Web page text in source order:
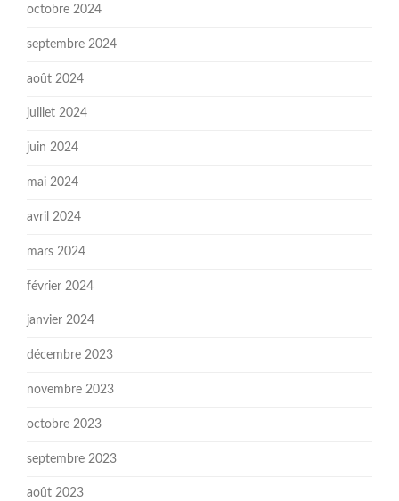
octobre 2024
septembre 2024
août 2024
juillet 2024
juin 2024
mai 2024
avril 2024
mars 2024
février 2024
janvier 2024
décembre 2023
novembre 2023
octobre 2023
septembre 2023
août 2023